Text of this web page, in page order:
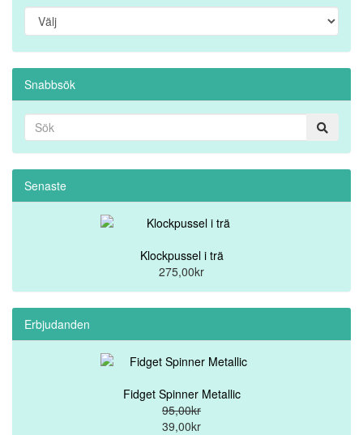
Snabbsök
Senaste
Klockpussel i trä
275,00kr
Erbjudanden
Fidget Spinner Metallic
95,00kr
39,00kr